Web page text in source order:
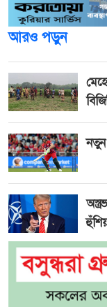
আরও পড়ুন
নতুন